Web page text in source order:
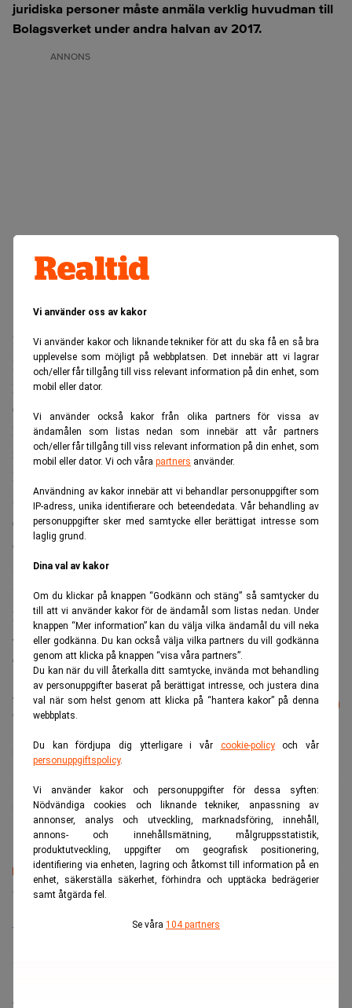
Vi använder oss av kakor
Vi använder kakor och liknande tekniker för att du ska få en så bra
upplevelse som möjligt på webbplatsen. Det innebär att vi lagrar
och/eller får tillgång till viss relevant information på din enhet, som
mobil eller dator.
Vi använder också kakor från olika partners för vissa av
ändamålen som listas nedan som innebär att vår partners
och/eller får tillgång till viss relevant information på din enhet, som
mobil eller dator. Vi och våra partners använder.
Användning av kakor innebär att vi behandlar personuppgifter som
IP-adress, unika identifierare och beteendedata. Vår behandling av
personuppgifter sker med samtycke eller berättigat intresse som
laglig grund.
Dina val av kakor
Om du klickar på knappen “Godkänn och stäng” så samtycker du
till att vi använder kakor för de ändamål som listas nedan. Under
knappen “Mer information” kan du välja vilka ändamål du vill neka
eller godkänna. Du kan också välja vilka partners du vill godkänna
genom att klicka på knappen “visa våra partners”.
Du kan när du vill återkalla ditt samtycke, invända mot behandling
av personuppgifter baserat på berättigat intresse, och justera dina
val när som helst genom att klicka på “hantera kakor” på denna
webbplats.
Du kan fördjupa dig ytterligare i vår cookie-policyoch vår
personuppgiftspolicy.
Vi använder kakor och personuppgifter för dessa syften:
Nödvändiga cookies och liknande tekniker, anpassning av
annonser, analys och utveckling, marknadsföring, innehåll,
annons- och innehållsmätning, målgruppsstatistik,
produktutveckling, uppgifter om geografisk positionering,
identifiering via enheten, lagring och åtkomst till information på en
enhet, säkerställa säkerhet, förhindra och upptäcka bedrägerier
samt åtgärda fel.
Se våra 104 partners
juridiska personer måste anmäla verklig huvudman till
Bolagsverket under andra halvan av 2017.
ANNONS
2015 antog Europaparlamentet och rådet ett nytt
penningtvättsdirektiv som ska bidra till att bekämpa
penningtvätt och finansiering av terrorism. Enligt
direktivet måste varje EU-land ha ett register över verkliga
huvudmän. Bolagsverket kommer att få uppdraget av
regeringen att föra registret i Sverige.
För att förenkla för företagare och andra som måste
anmäla detta, arbetar Bolagsverket just nu med att ta fram
en e-tjänst. Syftet med registret är att exempelvis banker
och finanspolisen ska kunna ta reda på vem eller vilka som
står bakom ett företag. Informationen om vem som är
verklig huvudman är tänkt att bidra till att bekämpa
penningtvätt och finansiering av terrorism.
Just nu väntar Bolagsverket på en lagrådsremiss och
därefter en proposition som ska behandlas av riksdagen.
Läs mer från Realtid - vårt nyhetsbrev
är kostnadsfritt:
Prenumerera
Penningtvätt
Realtid.se
Senaste lediga jobben
Bolagsjurist till Eltel AB
Sista ansökningsdag: